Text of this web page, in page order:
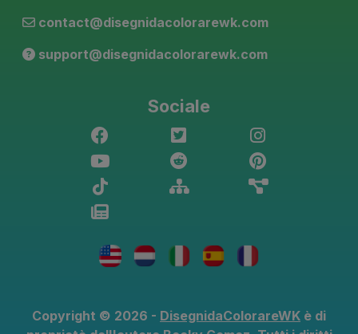
contact@disegnidacolorarewk.com
support@disegnidacolorarewk.com
Sociale
Copyright © 2026 - DisegnidaColorareWK è di